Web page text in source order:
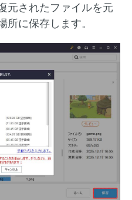
元されたファイルを元
所に保存します。